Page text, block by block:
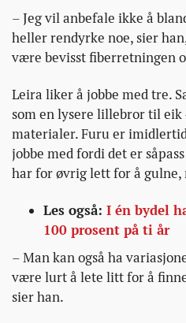
– Jeg vil anbefale ikke å
heller rendyrke noe, sier
være bevisst fiberretningen
Leira liker å jobbe med tre.
som en lysere lillebror til eik
materialer. Furu er
jobbe med fordi det er
har for øvrig lett for å gulne,
Les også: I én bydel
100 prosent på ti år
– Man kan også ha
være lurt å lete litt for å
sier han.